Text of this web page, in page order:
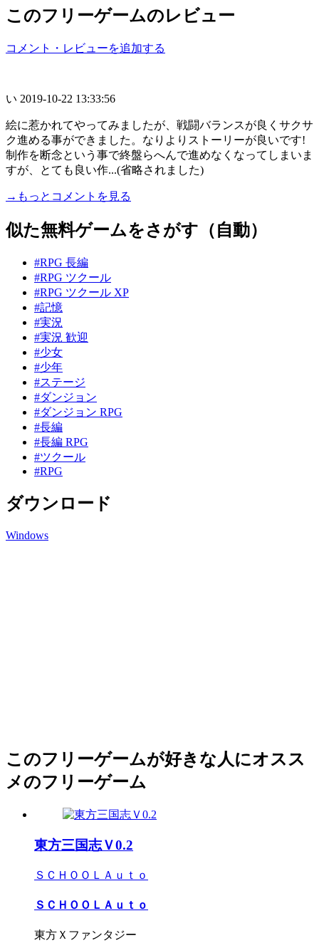
このフリーゲームのレビュー
コメント・レビューを追加する
い 2019-10-22 13:33:56
絵に惹かれてやってみましたが、戦闘バランスが良くサクサ
ク進める事ができました。なりよりストーリーが良いです!
制作を断念という事で終盤らへんで進めなくなってしまいま
すが、とても良い作...(省略されました)
→もっとコメントを見る
似た無料ゲームをさがす（自動）
#RPG 長編
#RPG ツクール
#RPG ツクール XP
#記憶
#実況
#実況 歓迎
#少女
#少年
#ステージ
#ダンジョン
#ダンジョン RPG
#長編
#長編 RPG
#ツクール
#RPG
ダウンロード
Windows
このフリーゲームが好きな人にオスス
メのフリーゲーム
東方三国志Ｖ0.2
ＳＣＨＯＯＬＡｕｔｏ
ＳＣＨＯＯＬＡｕｔｏ
東方Ｘファンタジー